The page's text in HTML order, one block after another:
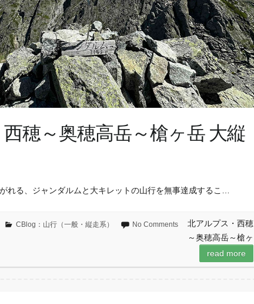
穂～奥穂高岳～槍ヶ岳 大縦
れる、ジャンダルムと大キレットの山行を無事達成するこ…
CBlog：山行（一般・縦走系） No Comments
北アルプス・西穂
～奥穂高岳～槍ヶ
read more